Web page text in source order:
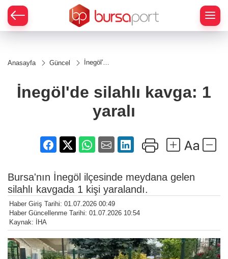
Anasayfa Güncel
İnegöl'de
İnegöl'de silahlı kavga: 1
yaralı
Bursa'nın İnegöl ilçesinde meydana gelen
silahlı kavgada 1 kişi yaralandı.
Haber Giriş Tarihi: 01.07.2026 00:49
Haber Güncellenme Tarihi: 01.07.2026 10:54
Kaynak: İHA